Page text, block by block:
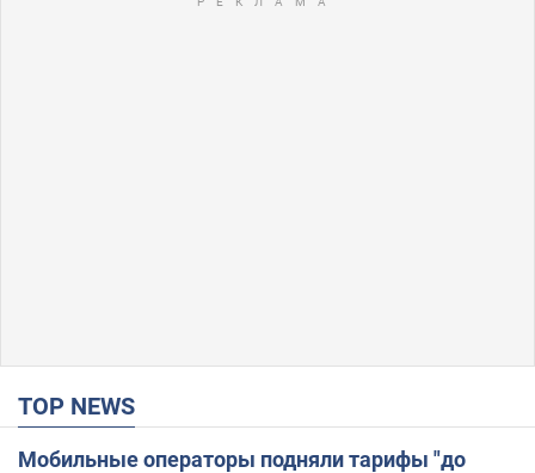
TOP NEWS
Мобильные операторы подняли тарифы "до